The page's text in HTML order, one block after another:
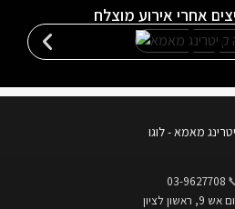
אחרי אירוע מוצלח
03-9627708
ראשון לציון